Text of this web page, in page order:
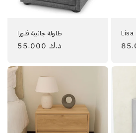
طاولة جانبية فلورا
السعر
55.000 د.ك
Lisa